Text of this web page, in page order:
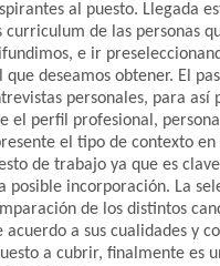
al puesto. Llegada
de las personas
e ir
deseamos obtener. El
personales, para así
el perfil profesional,
el tipo de contexto en
de trabajo ya que es
posible incorporación. La
de los distintos
acuerdo a sus cualidades y
a cubrir, finalmente es